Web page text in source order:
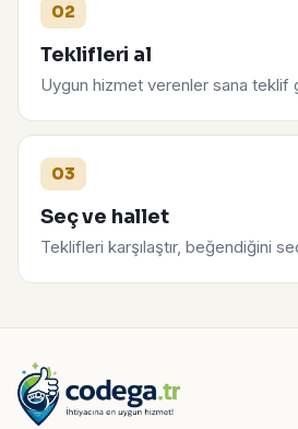
02
Teklifleri al
Uygun hizmet verenler sana teklif
03
Seç ve hallet
Teklifleri karşılaştır, beğendiğini